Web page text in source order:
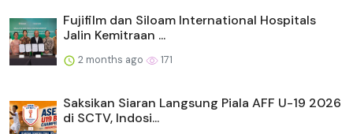
Fujifilm dan Siloam International Hospitals
Jalin Kemitraan ...
2 months ago 171
Saksikan Siaran Langsung Piala AFF U-19 2026
di SCTV, Indosi...